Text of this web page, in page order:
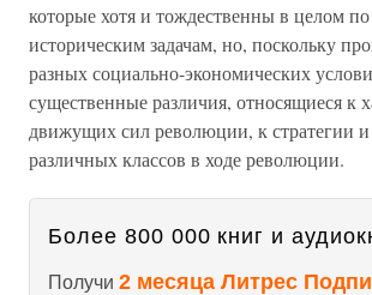
которые хотя и тождественны в целом
историческим задачам, но, поскольку
разных социально-экономических
существенные различия, относящиеся к
движущих сил революции, к стратегии и
различных классов в ходе революции.
Более 800 000 книг и
Получи 2 месяца Литрес